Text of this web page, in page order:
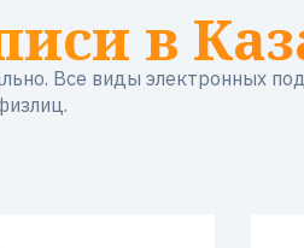
в
Все виды электронных